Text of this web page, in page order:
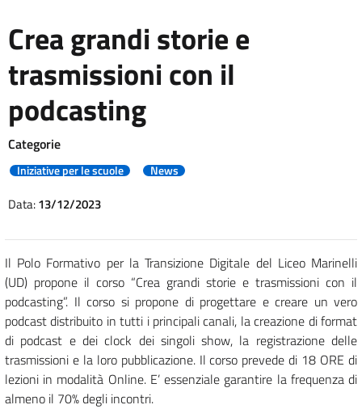
Crea grandi storie e
trasmissioni con il
podcasting
Categorie
Iniziative per le scuole News
Data:13/12/2023
Il Polo Formativo per la Transizione Digitale del Liceo Marinelli
(UD) propone il corso “Crea grandi storie e trasmissioni con il
podcasting”. Il corso si propone di progettare e creare un vero
podcast distribuito in tutti i principali canali, la creazione di format
di podcast e dei clock dei singoli show, la registrazione delle
trasmissioni e la loro pubblicazione. Il corso prevede di 18 ORE di
lezioni in modalità Online. E’ essenziale garantire la frequenza di
almeno il 70% degli incontri.